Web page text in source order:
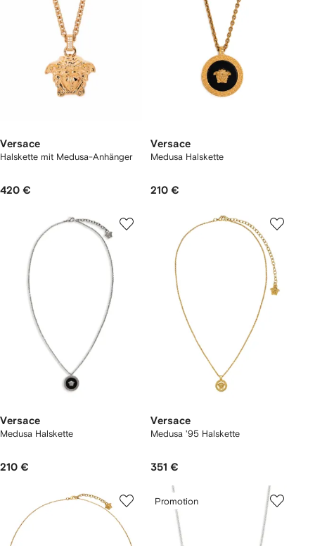
Versace
Halskette mit Medusa-Anhänger
420 €
Versace
Medusa Halskette
210 €
Versace
Medusa Halskette
210 €
Versace
Medusa '95 Halskette
351 €
Promotion